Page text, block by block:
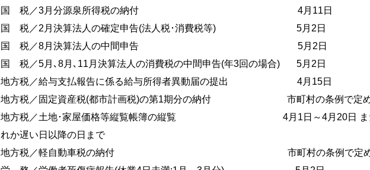
国 税／3月分源泉所得税の納付 4月11日
国 税／2月決算法人の確定申告(法人税･消費税等) 5月2日
国 税／8月決算法人の中間申告 5月2日
国 税／5月､8月､11月決算法人の消費税の中間申告(年3回の場合) 5月2日
地方税／給与支払報告に係る給与所得者異動届の提出 4月15日
地方税／固定資産税(都市計画税)の第1期分の納付 市町村の条例で定め
地方税／土地･家屋価格等縦覧帳簿の縦覧 4月1日～4月20日 または
れか遅い日以降の日まで
地方税／軽自動車税の納付 市町村の条例で定める日(